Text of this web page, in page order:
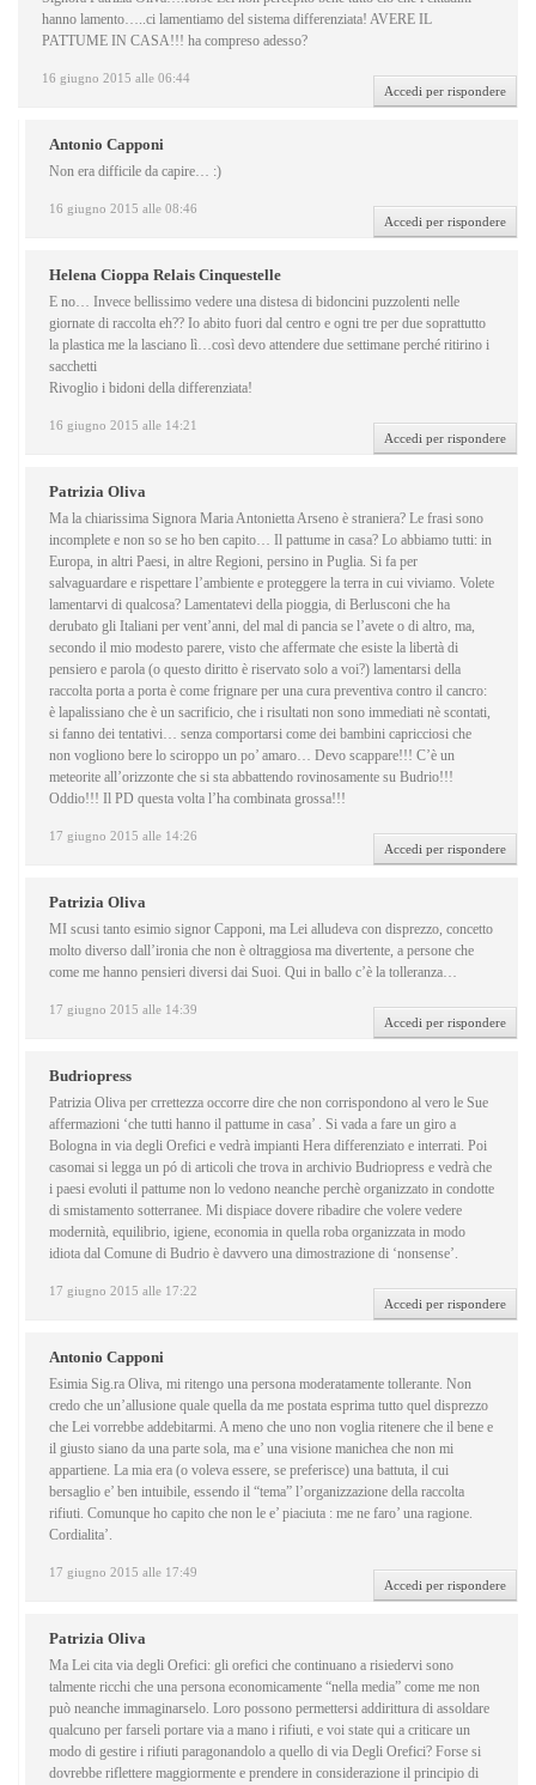
16 giugno 2015 alle 06:44
hanno lamento…..ci lamentiamo del sistema differenziata! AVERE IL
PATTUME IN CASA!!! ha compreso adesso?
Accedi per rispondere
Antonio Capponi
16 giugno 2015 alle 08:46
Non era difficile da capire… :)
Accedi per rispondere
Helena Cioppa Relais Cinquestelle
16 giugno 2015 alle 14:21
E no… Invece bellissimo vedere una distesa di bidoncini puzzolenti nelle
giornate di raccolta eh?? Io abito fuori dal centro e ogni tre per due soprattutto
la plastica me la lasciano lì…così devo attendere due settimane perché ritirino i
sacchetti
Rivoglio i bidoni della differenziata!
Accedi per rispondere
Patrizia Oliva
17 giugno 2015 alle 14:26
Ma la chiarissima Signora Maria Antonietta Arseno è straniera? Le frasi sono
incomplete e non so se ho ben capito… Il pattume in casa? Lo abbiamo tutti: in
Europa, in altri Paesi, in altre Regioni, persino in Puglia. Si fa per
salvaguardare e rispettare l’ambiente e proteggere la terra in cui viviamo. Volete
lamentarvi di qualcosa? Lamentatevi della pioggia, di Berlusconi che ha
derubato gli Italiani per vent’anni, del mal di pancia se l’avete o di altro, ma,
secondo il mio modesto parere, visto che affermate che esiste la libertà di
pensiero e parola (o questo diritto è riservato solo a voi?) lamentarsi della
raccolta porta a porta è come frignare per una cura preventiva contro il cancro:
è lapalissiano che è un sacrificio, che i risultati non sono immediati nè scontati,
si fanno dei tentativi… senza comportarsi come dei bambini capricciosi che
non vogliono bere lo sciroppo un po’ amaro… Devo scappare!!! C’è un
meteorite all’orizzonte che si sta abbattendo rovinosamente su Budrio!!!
Oddio!!! Il PD questa volta l’ha combinata grossa!!!
Accedi per rispondere
Patrizia Oliva
17 giugno 2015 alle 14:39
MI scusi tanto esimio signor Capponi, ma Lei alludeva con disprezzo, concetto
molto diverso dall’ironia che non è oltraggiosa ma divertente, a persone che
come me hanno pensieri diversi dai Suoi. Qui in ballo c’è la tolleranza…
Accedi per rispondere
Budriopress
17 giugno 2015 alle 17:22
Patrizia Oliva per crrettezza occorre dire che non corrispondono al vero le Sue
affermazioni ‘che tutti hanno il pattume in casa’ . Si vada a fare un giro a
Bologna in via degli Orefici e vedrà impianti Hera differenziato e interrati. Poi
casomai si legga un pó di articoli che trova in archivio Budriopress e vedrà che
i paesi evoluti il pattume non lo vedono neanche perchè organizzato in condotte
di smistamento sotterranee. Mi dispiace dovere ribadire che volere vedere
modernità, equilibrio, igiene, economia in quella roba organizzata in modo
idiota dal Comune di Budrio è davvero una dimostrazione di ‘nonsense’.
Accedi per rispondere
Antonio Capponi
17 giugno 2015 alle 17:49
Esimia Sig.ra Oliva, mi ritengo una persona moderatamente tollerante. Non
credo che un’allusione quale quella da me postata esprima tutto quel disprezzo
che Lei vorrebbe addebitarmi. A meno che uno non voglia ritenere che il bene e
il giusto siano da una parte sola, ma e’ una visione manichea che non mi
appartiene. La mia era (o voleva essere, se preferisce) una battuta, il cui
bersaglio e’ ben intuibile, essendo il “tema” l’organizzazione della raccolta
rifiuti. Comunque ho capito che non le e’ piaciuta : me ne faro’ una ragione.
Cordialita’.
Accedi per rispondere
Patrizia Oliva
Ma Lei cita via degli Orefici: gli orefici che continuano a risiedervi sono
talmente ricchi che una persona economicamente “nella media” come me non
può neanche immaginarselo. Loro possono permettersi addirittura di assoldare
qualcuno per farseli portare via a mano i rifiuti, e voi state qui a criticare un
modo di gestire i rifiuti paragonandolo a quello di via Degli Orefici? Forse si
dovrebbe riflettere maggiormente e prendere in considerazione il principio di